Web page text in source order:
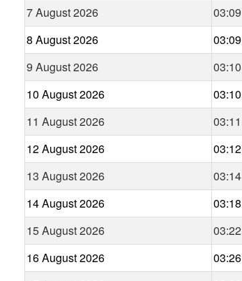
7 August 2026
03:09
8 August 2026
03:09
9 August 2026
03:10
10 August 2026
03:10
11 August 2026
03:11
12 August 2026
03:12
13 August 2026
03:14
14 August 2026
03:18
15 August 2026
03:22
16 August 2026
03:26